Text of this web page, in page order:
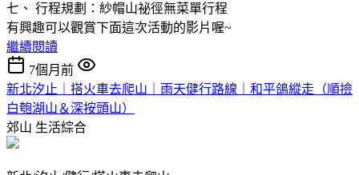
七、 行程規劃：紗帽山祕徑無菜單行程
有興趣可以觀賞下面這次活動的影片喔~
繼續閱讀
7個月前
新北汐止｜搭火車去爬山｜雨天健行路線｜和平鴿縱走（順撿
白匏湖山＆深按頭山）
郊山 生活綜合